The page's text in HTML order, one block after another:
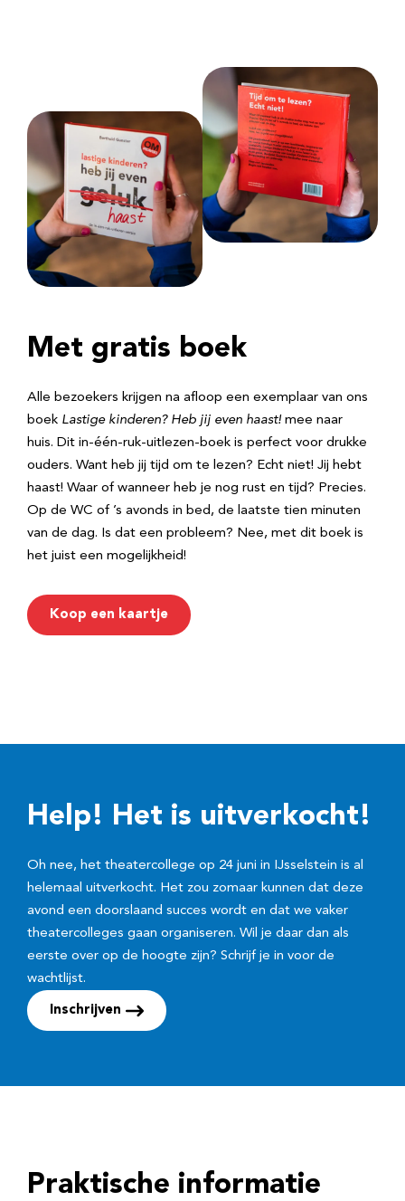
Met gratis boek
Alle bezoekers krijgen na afloop een exemplaar van ons
boek Lastige kinderen? Heb jij even haast! mee naar
huis. Dit in-één-ruk-uitlezen-boek is perfect voor drukke
ouders. Want heb jij tijd om te lezen? Echt niet! Jij hebt
haast! Waar of wanneer heb je nog rust en tijd? Precies.
Op de WC of ’s avonds in bed, de laatste tien minuten
van de dag. Is dat een probleem? Nee, met dit boek is
het juist een mogelijkheid!
Koop een kaartje
Help! Het is uitverkocht!
Oh nee, het theatercollege op 24 juni in IJsselstein is al
helemaal uitverkocht. Het zou zomaar kunnen dat deze
avond een doorslaand succes wordt en dat we vaker
theatercolleges gaan organiseren. Wil je daar dan als
eerste over op de hoogte zijn? Schrijf je in voor de
wachtlijst.
Inschrijven
Praktische informatie